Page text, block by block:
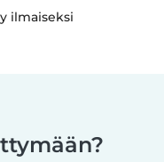
ilmaiseksi